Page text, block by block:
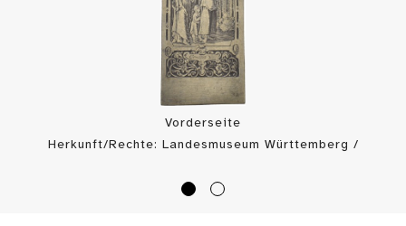
Vorderseite
Herkunft/Rechte: Landesmuseum Württemberg /